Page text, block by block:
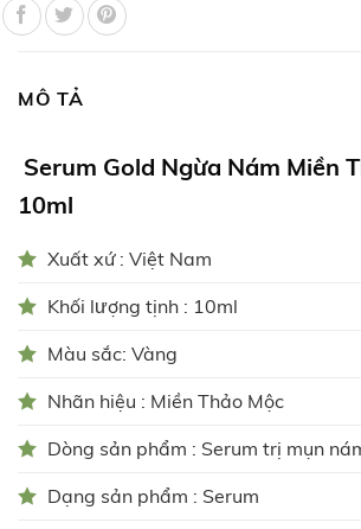
MÔ TẢ
Serum Gold Ngừa Nám Miền
10ml
Xuất xứ : Việt Nam
Khối lượng tịnh : 10ml
Màu sắc: Vàng
Nhãn hiệu : Miền Thảo Mộc
Dòng sản phẩm : Serum trị mụn
Dạng sản phẩm : Serum